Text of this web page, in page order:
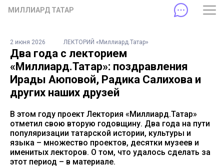
МИЛЛИАРД ТАТАР
2 июня 2026 ЛЕКТОРИЙ «Миллиард.Татар»
Два года с лекторием
«Миллиард.Татар»: поздравления
Ирады Аюповой, Радика Салихова и
других наших друзей
В этом году проект Лектория «Миллиард.Татар»
отметил свою вторую годовщину. Два года на пути
популяризации татарской истории, культуры и
языка – множество проектов, десятки музеев и
именитых лекторов. О том, что удалось сделать за
этот период – в материале.